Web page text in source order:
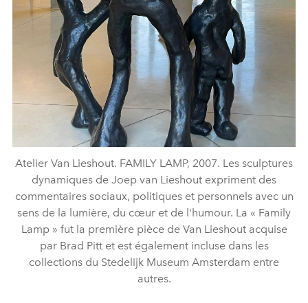
Atelier Van Lieshout. FAMILY LAMP, 2007. Les sculptures
dynamiques de Joep van Lieshout expriment des
commentaires sociaux, politiques et personnels avec un
sens de la lumière, du cœur et de l'humour. La « Family
Lamp » fut la première pièce de Van Lieshout acquise
par Brad Pitt et est également incluse dans les
collections du Stedelijk Museum Amsterdam entre
autres.